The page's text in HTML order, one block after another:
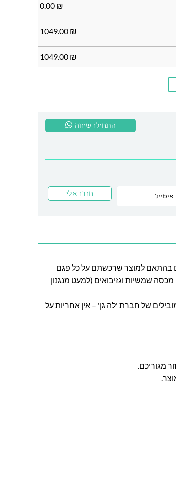
₪
0.00
₪
1049.00
₪
1049.00
התחילו שיחה
אחריות בין 12 – 36 חודשים בהתאם למוצר שרכשתם על כל פגם
שמשיות וגזיבואים (למעט מנגנון
של חברת 'לה גן' – אין אחריות על